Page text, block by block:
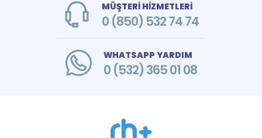
MÜŞTERİ HİZMETLERİ
0 (850) 532 74 74
WHATSAPP YARDIM
0 (532) 365 01 08